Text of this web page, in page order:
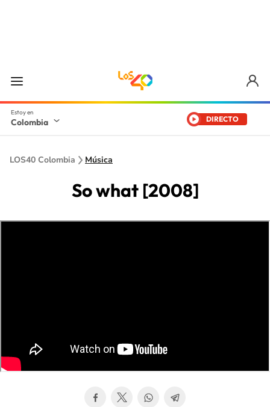
Colombia DIRECTO
LOS40 Colombia Música
So what [2008]